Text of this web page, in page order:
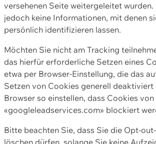
versehenen Seite weitergeleitet wurden.
jedoch keine Informationen, mit denen
persönlich identifizieren lassen.
Möchten Sie nicht am Tracking
das hierfür erforderliche Setzen eines
etwa per Browser-Einstellung, die das
Setzen von Cookies generell deaktiviert
Browser so einstellen, dass Cookies
«googleleadservices.com» blockiert
Bitte beachten Sie, dass Sie die Opt-